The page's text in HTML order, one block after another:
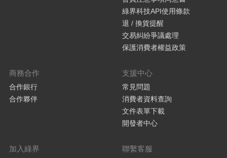
綠界科技API使用條款
退 / 換貨提醒
交易糾紛爭議處理
保護消費者權益政策
商務合作
合作銀行
合作夥伴
支援中心
常見問題
消費者資料查詢
文件表單下載
開發者中心
加入綠界 聯繫客服